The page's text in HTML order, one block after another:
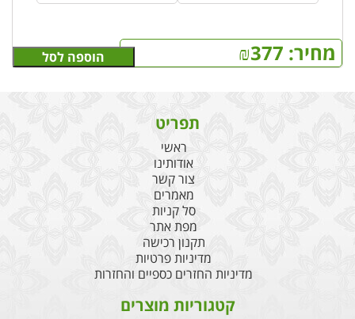
מחיר: ₪377 הוספה לסל
תפריט
ראשי
אודותינו
צור קשר
מאמרים
סל קניות
מפת אתר
תקנון רכישה
מדיניות פרטיות
מדיניות החזרים כספיים והחזרות
קטגוריות מוצרים